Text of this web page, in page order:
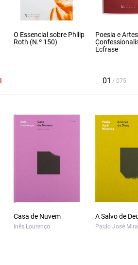
O Essencial sobre Philip
Roth (N.º 150)
Poesia e
Écfrase
Casa de Nuvem
Inês Lourenço
A Salvo de
Paulo José